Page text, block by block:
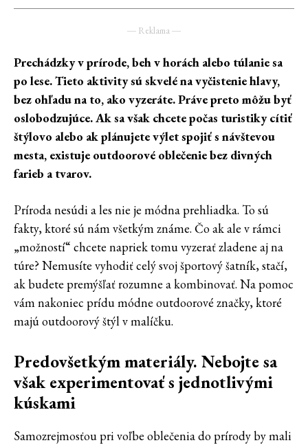
― Reklama ―
Prechádzky v prírode, beh v horách alebo túlanie sa
po lese. Tieto aktivity sú skvelé na vyčistenie hlavy,
bez ohľadu na to, ako vyzeráte. Práve preto môžu byť
oslobodzujúce. Ak sa však chcete počas turistiky cítiť
štýlovo alebo ak plánujete výlet spojiť s návštevou
mesta, existuje outdoorové oblečenie bez divných
farieb a tvarov.
Príroda nesúdi a les nie je módna prehliadka. To sú
fakty, ktoré sú nám všetkým známe. Čo ak ale v rámci
„možností“ chcete napriek tomu vyzerať zladene aj na
túre? Nemusíte vyhodiť celý svoj športový šatník, stačí,
ak budete premýšľať rozumne a kombinovať. Na pomoc
vám nakoniec prídu módne outdoorové značky, ktoré
majú outdoorový štýl v malíčku.
Predovšetkým materiály. Nebojte sa
však experimentovať s jednotlivými
kúskami
Samozrejmosťou pri voľbe oblečenia do prírody by mali